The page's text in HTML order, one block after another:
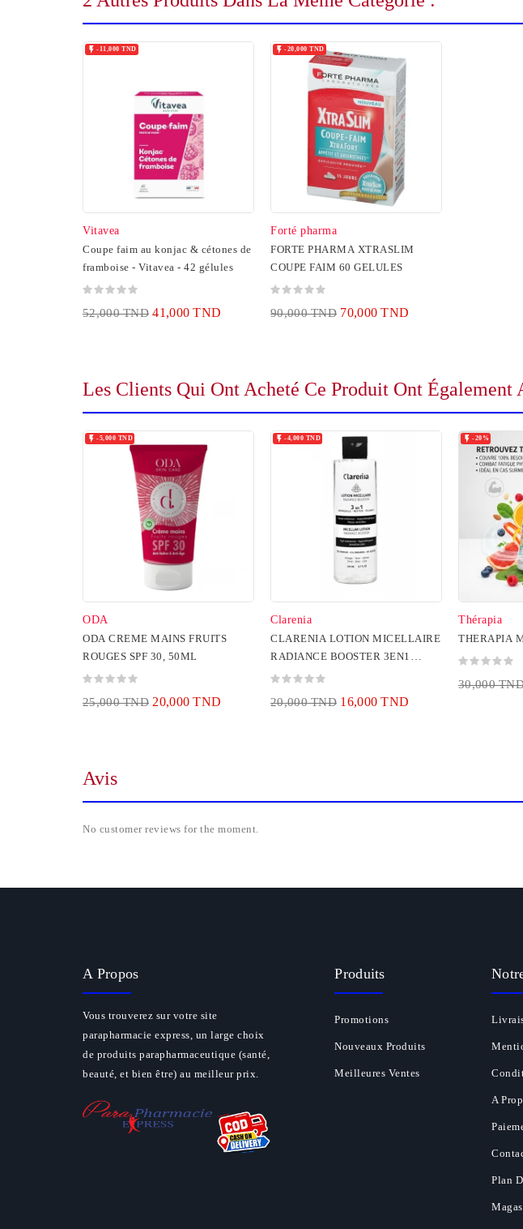
-11,000 TND
Vitavea
Coupe faim au konjac & cétones de
framboise - Vitavea - 42 gélules
52,000 TND 41,000 TND
-20,000 TND
Forté pharma
FORTE PHARMA XTRASLIM
COUPE FAIM 60 GELULES
90,000 TND 70,000 TND
Les Clients Qui Ont Acheté Ce Produit Ont Également
 -5,000 TND
ODA
ODA CREME MAINS FRUITS
ROUGES SPF 30, 50ML
25,000 TND 20,000 TND
 -4,000 TND
Clarenia
CLARENIA LOTION MICELLAIRE
RADIANCE BOOSTER 3EN1
200ML
20,000 TND 16,000 TND
 -20%
Thérapia
THERAPIA
30,000
Avis
No customer reviews for the moment.
A Propos
Vous trouverez sur votre site
parapharmacie express, un large choix
de produits parapharmaceutique (santé,
beauté, et bien être) au meilleur prix.
Produits
Promotions
Nouveaux Produits
Meilleures Ventes
A
Plan